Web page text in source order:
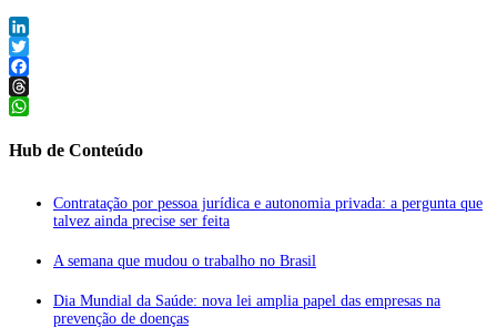
LinkedIn
Twitter
Facebook
Threads
Hub de Conteúdo
Contratação por pessoa jurídica e autonomia privada: a pergunta que
talvez ainda precise ser feita
A semana que mudou o trabalho no Brasil
Dia Mundial da Saúde: nova lei amplia papel das empresas na
prevenção de doenças